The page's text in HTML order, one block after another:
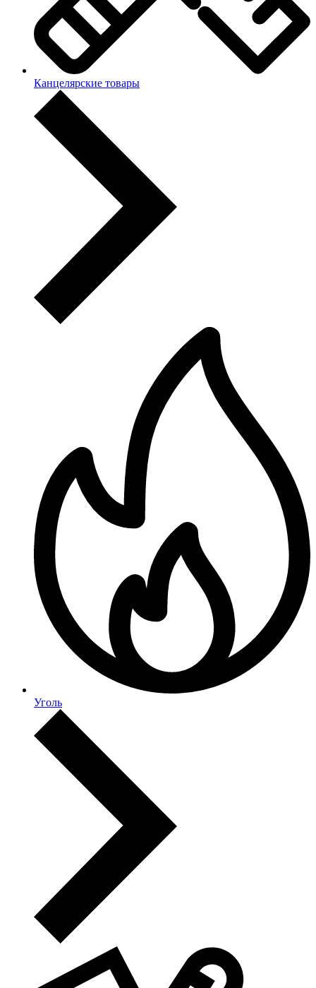
Канцелярские товары
Уголь